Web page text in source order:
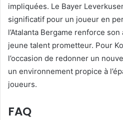
impliquées. Le Bayer
significatif pour un joueur en
l’Atalanta Bergame renforce
jeune talent prometteur. Pour
l’occasion de redonner un
un environnement propice à
joueurs.
FAQ